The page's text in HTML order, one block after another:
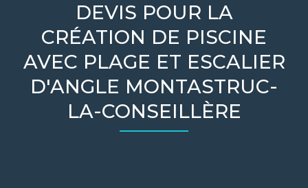
DEVIS POUR LA
CRÉATION DE PISCINE
AVEC PLAGE ET ESCALIER
D'ANGLE MONTASTRUC-
LA-CONSEILLÈRE